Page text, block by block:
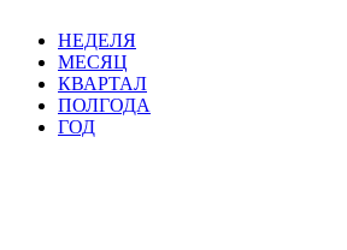
НЕДЕЛЯ
МЕСЯЦ
КВАРТАЛ
ПОЛГОДА
ГОД